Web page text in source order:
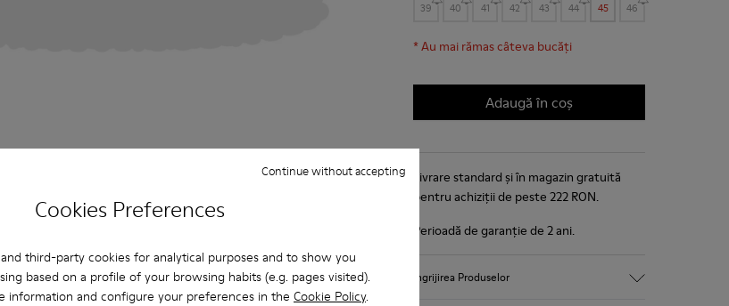
Cookies Preferences
third-party cookies for analytical purposes and to show you
based on a profile of your browsing habits (e.g. pages visited).
information and configure your preferences in the Cookie Policy.
Continue without accepting
39 40 41 42 43 44 45 46
*Au mai rămas câteva bucăți
Adaugă în coș
Livrare standard și în magazin gratuită
pentru achiziții de peste 222 RON.
Perioadă de garanție de 2 ani.
Îngrijirea Produselor